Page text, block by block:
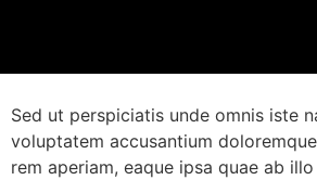
Sed ut perspiciatis unde omnis iste
voluptatem accusantium
rem aperiam, eaque ipsa quae ab